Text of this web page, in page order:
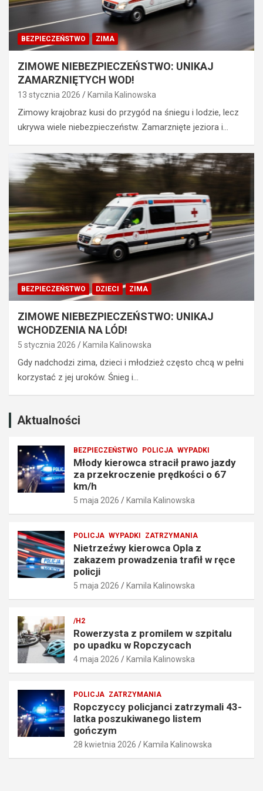
BEZPIECZEŃSTWO ZIMA
ZIMOWE NIEBEZPIECZEŃSTWO: UNIKAJ
ZAMARZNIĘTYCH WOD!
13 stycznia 2026 Kamila Kalinowska
Zimowy krajobraz kusi do przygód na śniegu i lodzie, lecz
ukrywa wiele niebezpieczeństw. Zamarznięte jeziora i…
BEZPIECZEŃSTWO DZIECI ZIMA
ZIMOWE NIEBEZPIECZEŃSTWO: UNIKAJ
WCHODZENIA NA LÓD!
5 stycznia 2026 Kamila Kalinowska
Gdy nadchodzi zima, dzieci i młodzież często chcą w pełni
korzystać z jej uroków. Śnieg i…
Aktualności
BEZPIECZEŃSTWO POLICJA WYPADKI
Młody kierowca stracił prawo jazdy
za przekroczenie prędkości o 67
km/h
5 maja 2026 Kamila Kalinowska
POLICJA WYPADKI ZATRZYMANIA
Nietrzeźwy kierowca Opla z
zakazem prowadzenia trafił w ręce
policji
5 maja 2026 Kamila Kalinowska
/H2
Rowerzysta z promilem w szpitalu
po upadku w Ropczycach
4 maja 2026 Kamila Kalinowska
POLICJA ZATRZYMANIA
Ropczyccy policjanci zatrzymali 43-
latka poszukiwanego listem
gończym
28 kwietnia 2026 Kamila Kalinowska
k
e
r
o
w
c
a
s
a
ł
p
r
a
w
o
j
a
z
d
z
a
p
z
e
k
o
z
n
e
r
ę
d
k
o
ś
i
o
6
7
k
m
h
maja
2026
Kalinowska
t
z
e
ź
w
y
k
o
a
O
p
l
a
z
z
a
k
a
e
m
p
o
w
a
z
n
a
f
w
ę
e
p
o
c
maja
2026
Kalinowska